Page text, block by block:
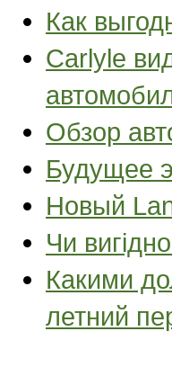
Как
Carlyle
Обзор
Будущее
Новый
Чи
Какими
летний